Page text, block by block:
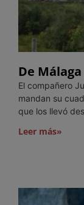
De
El compañero
mandan su
que los llevó
Leer más»